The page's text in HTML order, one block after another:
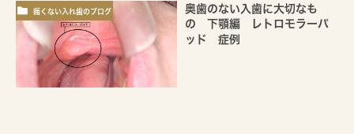
痛くない入れ歯のブログ
奥歯のない入歯に大切なも
の 下顎編 レトロモラーパ
ッド 症例